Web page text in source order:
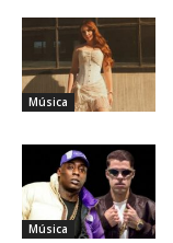
Música
Música